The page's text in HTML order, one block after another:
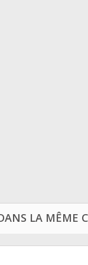
LA MÊME